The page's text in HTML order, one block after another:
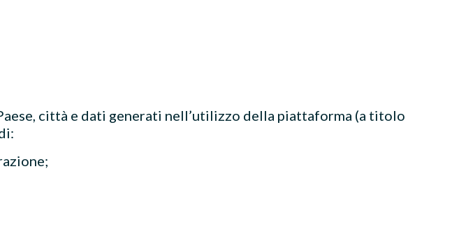
Paese, città e dati generati nell’utilizzo della piattaforma (a titolo